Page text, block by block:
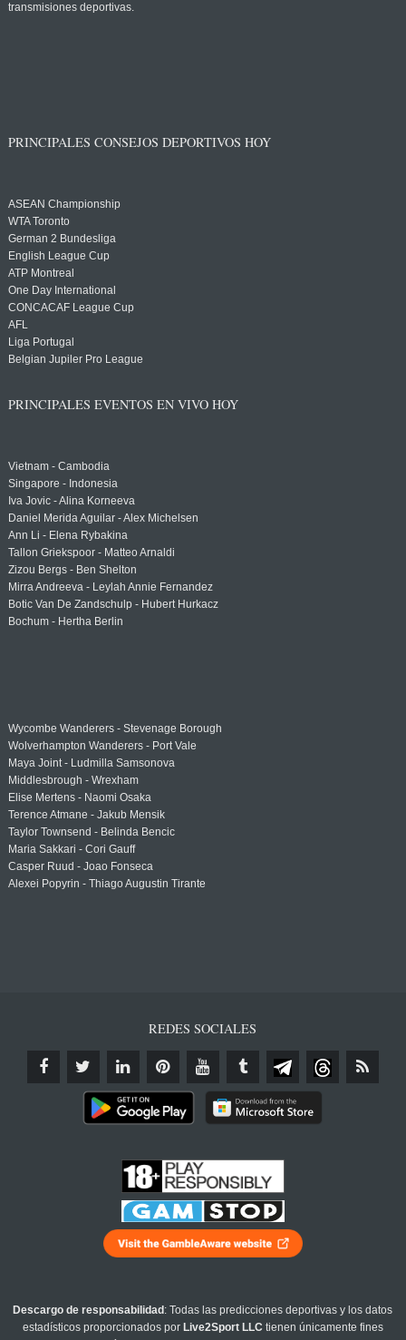
transmisiones deportivas.
PRINCIPALES CONSEJOS DEPORTIVOS HOY
ASEAN Championship
WTA Toronto
German 2 Bundesliga
English League Cup
ATP Montreal
One Day International
CONCACAF League Cup
AFL
Liga Portugal
Belgian Jupiler Pro League
PRINCIPALES EVENTOS EN VIVO HOY
Vietnam - Cambodia
Singapore - Indonesia
Iva Jovic - Alina Korneeva
Daniel Merida Aguilar - Alex Michelsen
Ann Li - Elena Rybakina
Tallon Griekspoor - Matteo Arnaldi
Zizou Bergs - Ben Shelton
Mirra Andreeva - Leylah Annie Fernandez
Botic Van De Zandschulp - Hubert Hurkacz
Bochum - Hertha Berlin
Wycombe Wanderers - Stevenage Borough
Wolverhampton Wanderers - Port Vale
Maya Joint - Ludmilla Samsonova
Middlesbrough - Wrexham
Elise Mertens - Naomi Osaka
Terence Atmane - Jakub Mensik
Taylor Townsend - Belinda Bencic
Maria Sakkari - Cori Gauff
Casper Ruud - Joao Fonseca
Alexei Popyrin - Thiago Augustin Tirante
REDES SOCIALES
Descargo de responsabilidad : Todas las predicciones deportivas y los datos
estadísticos proporcionados por Live2Sport LLC tienen únicamente fines